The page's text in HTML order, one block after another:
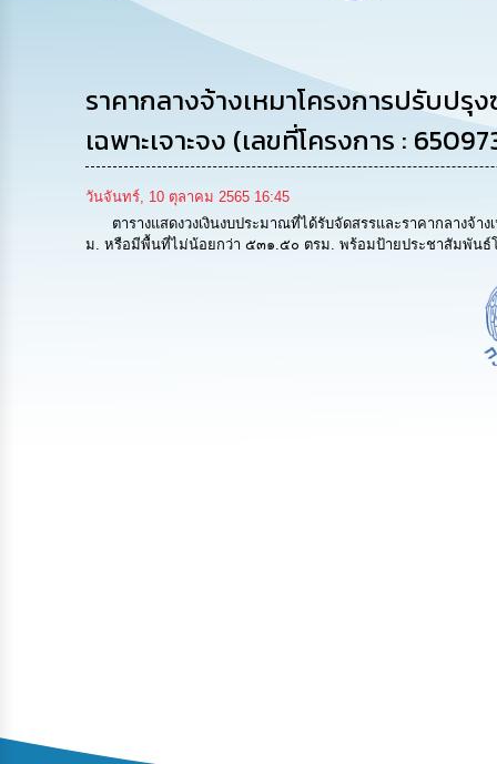
ราคากลางจ้างเหมาโครงการปรับป
เฉพาะเจาะจง (เลขที่โครงการ :
วันจันทร์, 10 ตุลาคม 2565 16:45
ตารางแสดงวงเงินงบประมาณที่ได้รับจัดสรรและราคากลางจ้
ม. หรือมีพื้นที่ไม่น้อยกว่า ๕๓๑.๕๐ ตรม. พร้อมป้ายประชาสัมพันธ์โค